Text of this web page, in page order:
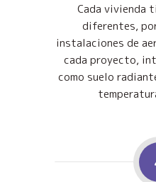
Cada vivienda
diferentes,
instalaciones de
cada proyecto,
como suelo